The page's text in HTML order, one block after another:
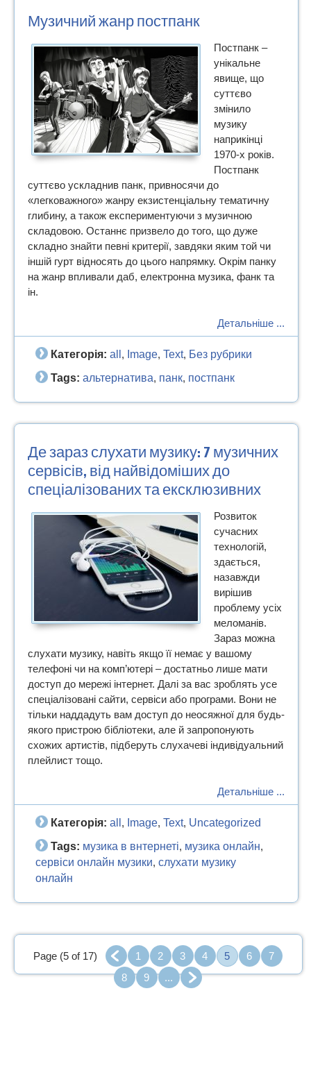
Музичний жанр постпанк
Постпанк –
унікальне
явище, що
суттєво
змінило
музику
наприкінці
1970-х років.
Постпанк
суттєво ускладнив панк, привносячи до
«легковажного» жанру екзистенціальну тематичну
глибину, а також експериментуючи з музичною
складовою. Останнє призвело до того, що дуже
складно знайти певні критерії, завдяки яким той чи
іншій гурт відносять до цього напрямку. Окрім панку
на жанр впливали даб, електронна музика, фанк та
ін.
Детальніше ...
Категорія: all, Image, Text, Без рубрики
Tags: альтернатива, панк, постпанк
Де зараз слухати музику: 7 музичних
сервісів, від найвідоміших до
спеціалізованих та ексклюзивних
Розвиток
сучасних
технологій,
здається,
назавжди
вирішив
проблему усіх
меломанів.
Зараз можна
слухати музику, навіть якщо її немає у вашому
телефоні чи на комп’ютері – достатньо лише мати
доступ до мережі інтернет. Далі за вас зроблять усе
спеціалізовані сайти, сервіси або програми. Вони не
тільки наддадуть вам доступ до неосяжної для будь-
якого пристрою бібліотеки, але й запропонують
схожих артистів, підберуть слухачеві індивідуальний
плейлист тощо.
Детальніше ...
Категорія: all, Image, Text, Uncategorized
Tags: музика в внтернеті, музика онлайн,
сервіси онлайн музики, слухати музику
онлайн
Page (5 of 17) 1 2 3 4 5 6
7
8
9 ...